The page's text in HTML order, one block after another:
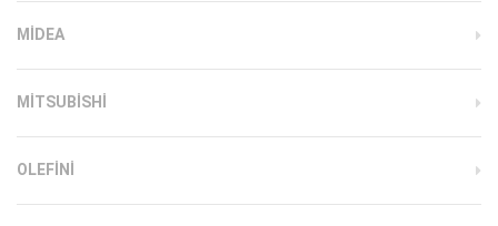
MIDEA
MITSUBISHI
OLEFINI